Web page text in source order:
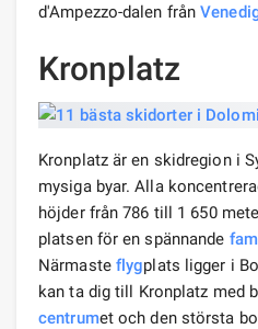
d'Ampezzo-dalen från
Kronplatz
Kronplatz är en skidregion i
mysiga byar. Alla
höjder från 786 till 1 650
platsen för en spännande
Närmaste flygplats ligger i
kan ta dig till Kronplatz med
centrumet och den största